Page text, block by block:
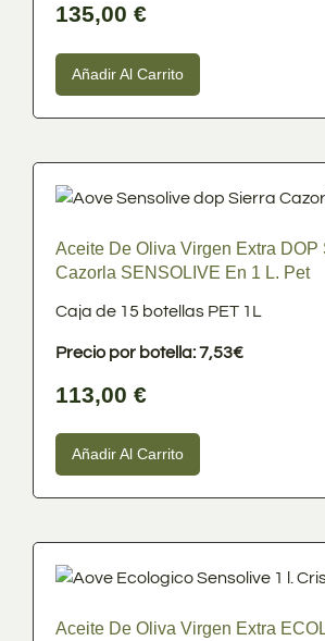
135,00 €
Añadir Al Carrito
Aceite De Oliva Virgen Extra DOP
Cazorla SENSOLIVE En 1 L. Pet
Caja de 15 botellas PET 1L
Precio por botella: 7,53€
113,00 €
Añadir Al Carrito
Aceite De Oliva Virgen Extra